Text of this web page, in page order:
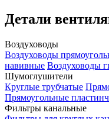
Детали
Воздуховоды
Воздуховоды
навивные Воздуховоды
Шумоглушители
Круглые трубчатые
Прямоугольные
Фильтры канальные